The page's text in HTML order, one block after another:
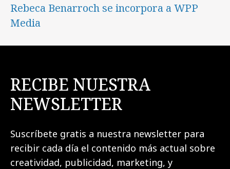
Rebeca Benarroch se incorpora a WPP
Media
RECIBE NUESTRA
NEWSLETTER
Suscríbete gratis a nuestra newsletter para
recibir cada día el contenido más actual sobre
creatividad, publicidad, marketing, y